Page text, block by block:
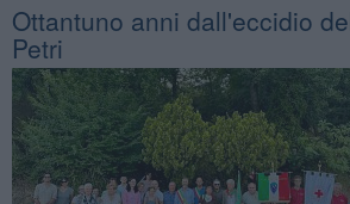
Ottantuno anni dall'eccidio
Petri